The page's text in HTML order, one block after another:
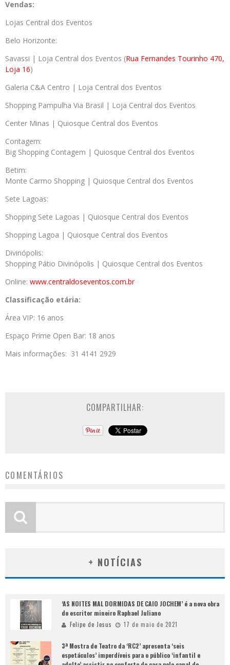
Vendas:
Lojas Central dos Eventos
Belo Horizonte:
Savassi | Loja Central dos Eventos (Rua Fernandes Tourinho 470,
Loja 16)
Galeria C&A Centro | Loja Central dos Eventos
Shopping Pampulha Via Brasil | Loja Central dos Eventos
Center Minas | Quiosque Central dos Eventos
Contagem:
Big Shopping Contagem | Quiosque Central dos Eventos
Betim:
Monte Carmo Shopping | Quiosque Central dos Eventos
Sete Lagoas:
Shopping Sete Lagoas | Quiosque Central dos Eventos
Shopping Lagoa | Quiosque Central dos Eventos
Divinópolis:
Shopping Pátio Divinópolis | Quiosque Central dos Eventos
Online: www.centraldoseventos.com.br
Classificação etária:
Área VIP: 16 anos
Espaço Prime Open Bar: 18 anos
Mais informações: 31 4141 2929
COMPARTILHAR:
COMENTÁRIOS
+ NOTÍCIAS
‘AS NOITES MAL DORMIDAS DE CAIO JOCHEM’ é a nova obra
do escritor mineiro Raphael Juliano
Felipe de Jesus 17 de maio de 2021
3ª Mostra de Teatro da ‘RC2’ apresenta ‘seis
espetáculos’ imperdíveis para o público ‘infantil e